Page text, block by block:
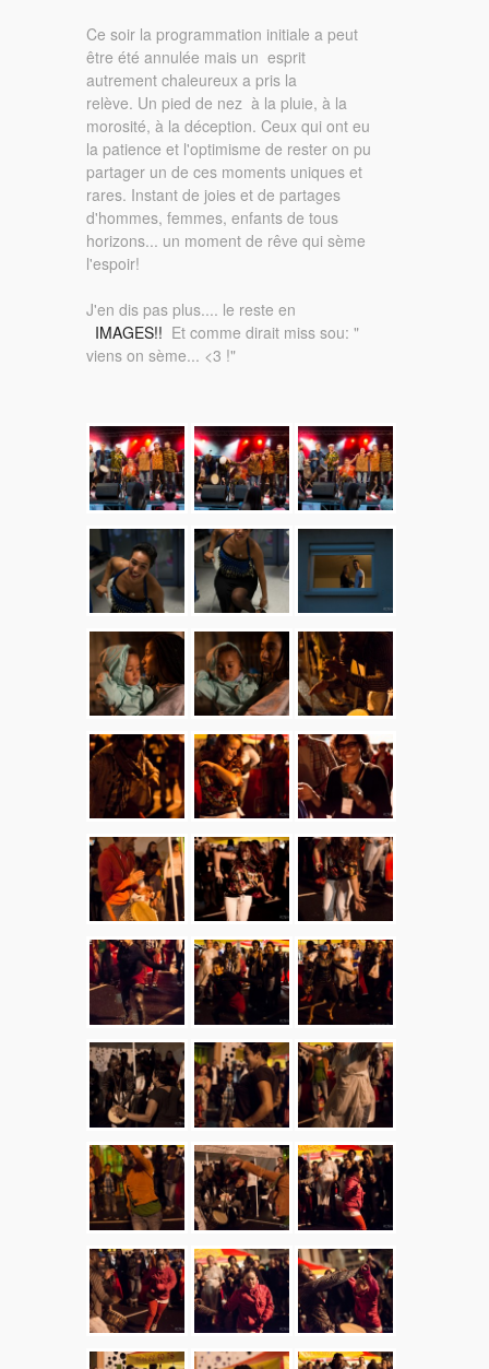
Ce soir la programmation initiale a peut
être été annulée mais un esprit
autrement chaleureux a pris la
relève. Un pied de nez à la pluie, à la
morosité, à la déception. Ceux qui ont eu
la patience et l'optimisme de rester on pu
partager un de ces moments uniques et
rares. Instant de joies et de partages
d'hommes, femmes, enfants de tous
horizons... un moment de rêve qui sème
l'espoir!
J'en dis pas plus.... le reste en
IMAGES!! Et comme dirait miss sou: "
viens on sème... <3 !"